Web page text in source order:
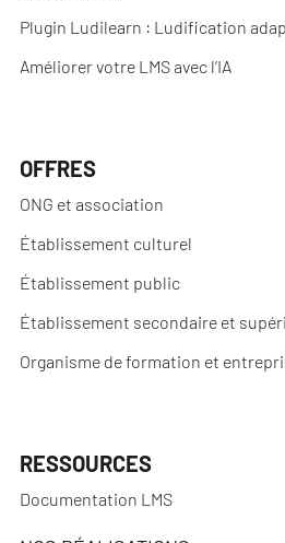
Plugin Ludilearn : Ludification
Améliorer votre LMS avec l’IA
OFFRES
ONG et association
Établissement culturel
Établissement public
Établissement secondaire et
Organisme de formation et
RESSOURCES
Documentation LMS